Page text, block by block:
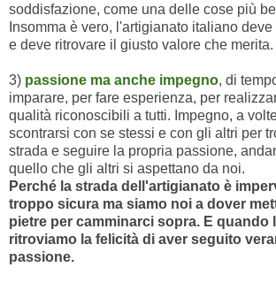
soddisfazione, come una delle cose più
Insomma è vero, l'artigianato italiano
e deve ritrovare il giusto valore che merita.
3) passione ma anche impegno, di
imparare, per fare esperienza, per
qualità riconoscibili a tutti. Impegno, a
scontrarsi con se stessi e con gli altri per
strada e seguire la propria passione,
quello che gli altri si aspettano da noi.
Perché la strada dell'artigianato è
troppo sicura ma siamo noi a dover
pietre per camminarci sopra. E quando
ritroviamo la felicità di aver seguito
passione.